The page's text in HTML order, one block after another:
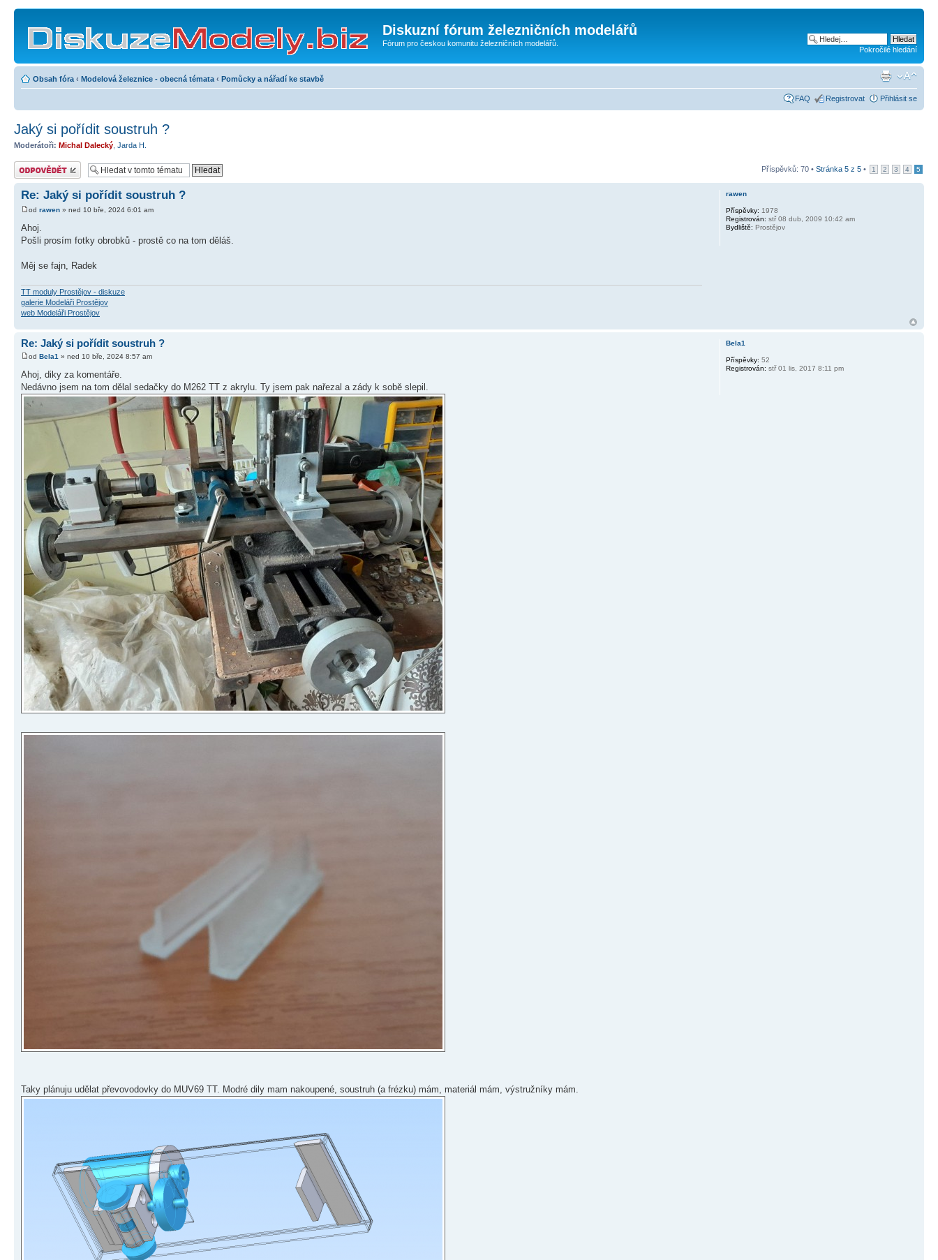
Diskuzní fórum železničních modelářů
Fórum pro českou komunitu železničních modelářů.
Pokročilé hledání
Obsah fóra ‹ Modelová železnice - obecná témata ‹ Pomůcky a nářadí ke stavbě
FAQ Registrovat Přihlásit se
Jaký si pořídit soustruh ?
Moderátoři: Michal Dalecký Jarda H.
Odeslat odpověď Příspěvků: 70 • Stránka 5 z 5 • 1 2 3 4 5
Re: Jaký si pořídit soustruh ?
od rawen » ned 10 bře, 2024 6:01 am
Ahoj.
Pošli prosím fotky obrobků - prostě co na tom děláš.
Měj se fajn, Radek
TT moduly Prostějov - diskuze
galerie Modeláři Prostějov
web Modeláři Prostějov
rawen
Příspěvky: 1978
Registrován: stř 08 dub, 2009 10:42 am
Bydliště: Prostějov
Re: Jaký si pořídit soustruh ?
od Bela1 » ned 10 bře, 2024 8:57 am
Ahoj, diky za komentáře.
Nedávno jsem na tom dělal sedačky do M262 TT z akrylu. Ty jsem pak nařezal a zády k sobě slepil.
Taky plánuju udělat převovodovky do MUV69 TT. Modré dily mam nakoupené, soustruh (a frézku) mám, materiál mám, výstružníky mám.
Bela1
Příspěvky: 52
Registrován: stř 01 lis, 2017 8:11 pm